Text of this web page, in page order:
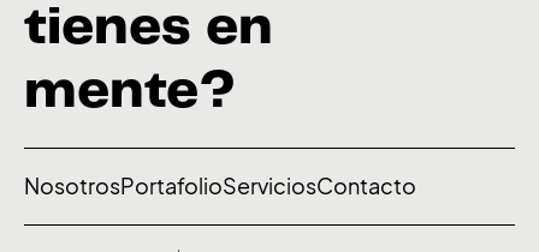
tienes en
mente?
NosotrosPortafolioServiciosContacto